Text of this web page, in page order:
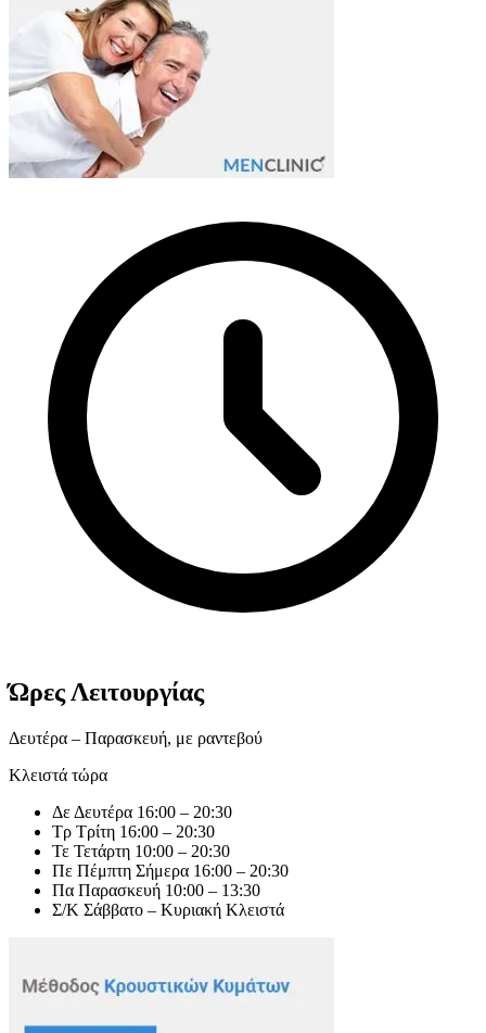
Ώρες Λειτουργίας
Δευτέρα – Παρασκευή, με ραντεβού
Κλειστά τώρα
Δε Δευτέρα 16:00 – 20:30
Τρ Τρίτη 16:00 – 20:30
Τε Τετάρτη 10:00 – 20:30
Πε Πέμπτη Σήμερα 16:00 – 20:30
Πα Παρασκευή 10:00 – 13:30
Σ/Κ Σάββατο – Κυριακή Κλειστά